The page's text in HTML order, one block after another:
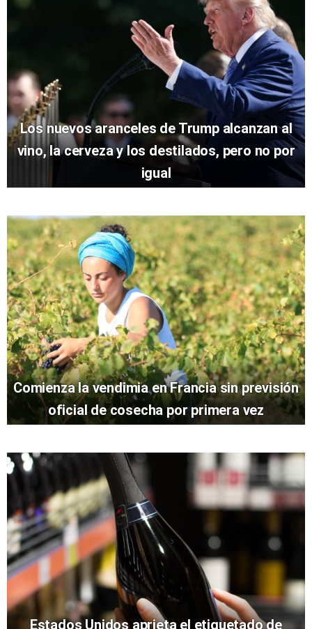
Los nuevos aranceles de Trump alcanzan al
vino, la cerveza y los destilados, pero no por
igual
Comienza la vendimia en Francia sin previsión
oficial de cosecha por primera vez
Estados Unidos aprieta el etiquetado de